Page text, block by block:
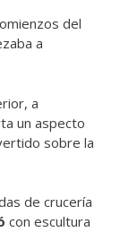
del
a
a
un aspecto
sobre la
de crucería
con escultura